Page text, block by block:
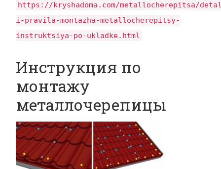
https://kryshadoma.com/metallocherepitsa/
i-pravila-montazha-metallocherepitsy-
instruktsiya-po-ukladke.html
Инструкция по
монтажу
металлочерепицы